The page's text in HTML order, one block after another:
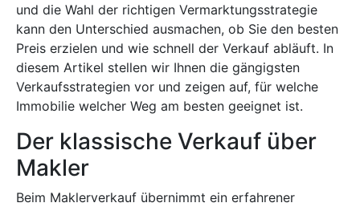
und die Wahl der richtigen Vermarktungsstrategie
kann den Unterschied ausmachen, ob Sie den besten
Preis erzielen und wie schnell der Verkauf abläuft. In
diesem Artikel stellen wir Ihnen die gängigsten
Verkaufsstrategien vor und zeigen auf, für welche
Immobilie welcher Weg am besten geeignet ist.
Der klassische Verkauf über
Makler
Beim Maklerverkauf übernimmt ein erfahrener